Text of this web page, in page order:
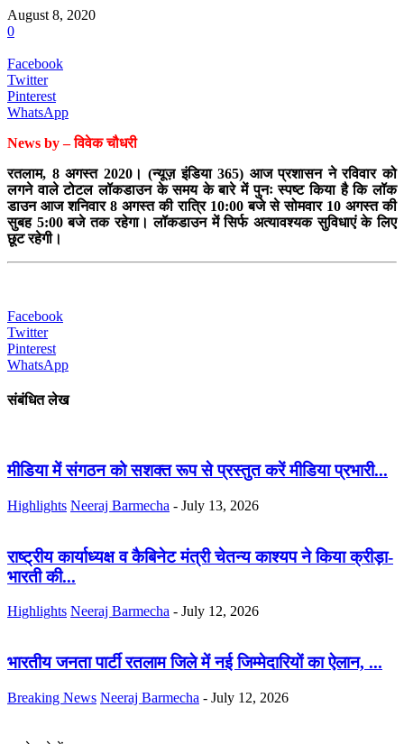
August 8, 2020
0
Facebook
Twitter
Pinterest
WhatsApp
News by – विवेक चौधरी
रतलाम, 8 अगस्त 2020। (न्यूज़ इंडिया 365) आज प्रशासन ने रविवार को
लगने वाले टोटल लॉकडाउन के समय के बारे में पुनः स्पष्ट किया है कि लॉक
डाउन आज शनिवार 8 अगस्त की रात्रि 10:00 बजे से सोमवार 10 अगस्त की
सुबह 5:00 बजे तक रहेगा। लॉकडाउन में सिर्फ अत्यावश्यक सुविधाएं के लिए
छूट रहेगी।
Facebook
Twitter
Pinterest
WhatsApp
संबंधित लेख
मीडिया में संगठन को सशक्त रूप से प्रस्तुत करें मीडिया प्रभारी...
Highlights Neeraj Barmecha - July 13, 2026
राष्ट्रीय कार्याध्यक्ष व कैबिनेट मंत्री चेतन्य काश्यप ने किया क्रीड़ा-
भारती की...
Highlights Neeraj Barmecha - July 12, 2026
भारतीय जनता पार्टी रतलाम जिले में नई जिम्मेदारियों का ऐलान, ...
Breaking News Neeraj Barmecha - July 12, 2026